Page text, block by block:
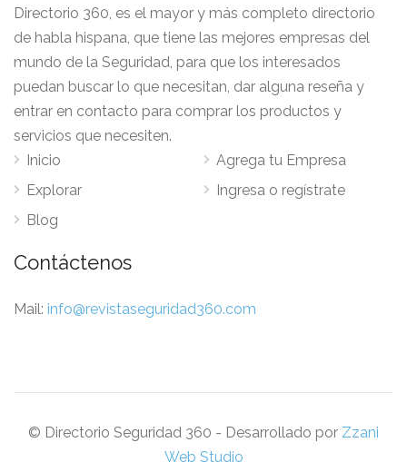
Directorio 360, es el mayor y más completo directorio
de habla hispana, que tiene las mejores empresas del
mundo de la Seguridad, para que los interesados
puedan buscar lo que necesitan, dar alguna reseña y
entrar en contacto para comprar los productos y
servicios que necesiten.
Inicio
Explorar
Blog
Agrega tu Empresa
Ingresa o regístrate
Contáctenos
Mail: info@revistaseguridad360.com
© Directorio Seguridad 360 - Desarrollado por Zzani
Web Studio